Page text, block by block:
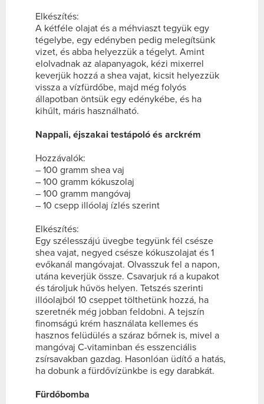
Elkészítés:
A kétféle olajat és a méhviaszt tegyük egy
tégelybe, egy edényben pedig melegítsünk
vizet, és abba helyezzük a tégelyt. Amint
elolvadnak az alapanyagok, kézi mixerrel
keverjük hozzá a shea vajat, kicsit helyezzük
vissza a vízfürdőbe, majd még folyós
állapotban öntsük egy edénykébe, és ha
kihűlt, máris használható.
Nappali, éjszakai testápoló és arckrém
Hozzávalók:
– 100 gramm shea vaj
– 100 gramm kókuszolaj
– 100 gramm mangóvaj
– 10 csepp illóolaj ízlés szerint
Elkészítés:
Egy szélesszájú üvegbe tegyünk fél csésze
shea vajat, negyed csésze kókuszolajat és 1
evőkanál mangóvajat. Olvasszuk fel a napon,
utána keverjük össze. Csavarjuk rá a kupakot
és tároljuk hűvös helyen. Tetszés szerinti
illóolajból 10 cseppet tölthetünk hozzá, ha
szeretnék még jobban feldobni. A tejszín
finomságú krém használata kellemes és
hasznos felüdülés a száraz bőrnek is, mivel a
mangóvaj C-vitaminban és esszenciális
zsírsavakban gazdag. Hasonlóan üdítő a hatás,
ha dobunk a fürdővízünkbe is egy darabkát.
Fürdőbomba